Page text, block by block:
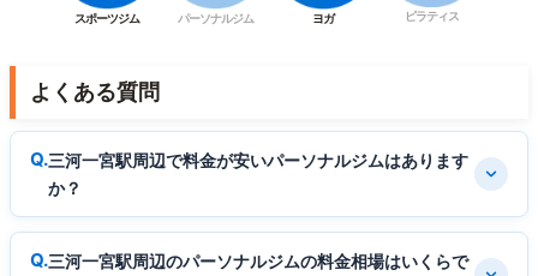
スポーツジム パーソナルジム ヨガ ピラティス
よくある質問
三河一宮駅周辺で料金が安いパーソナルジムはあります
か？
三河一宮駅周辺のパーソナルジムの料金相場はいくらで